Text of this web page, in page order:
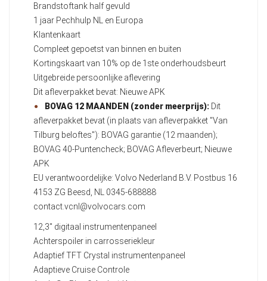
Brandstoftank half gevuld
1 jaar Pechhulp NL en Europa
Klantenkaart
Compleet gepoetst van binnen en buiten
Kortingskaart van 10% op de 1ste onderhoudsbeurt
Uitgebreide persoonlijke aflevering
Dit afleverpakket bevat: Nieuwe APK
BOVAG 12 MAANDEN (zonder meerprijs): Dit
afleverpakket bevat (in plaats van afleverpakket "Van
Tilburg beloftes"): BOVAG garantie (12 maanden);
BOVAG 40-Puntencheck; BOVAG Afleverbeurt; Nieuwe
APK
EU verantwoordelijke: Volvo Nederland B.V. Postbus 16
4153 ZG Beesd, NL 0345-688888
contact.vcnl@volvocars.com
12,3" digitaal instrumentenpaneel
Achterspoiler in carrosseriekleur
Adaptief TFT Crystal instrumentenpaneel
Adaptieve Cruise Controle